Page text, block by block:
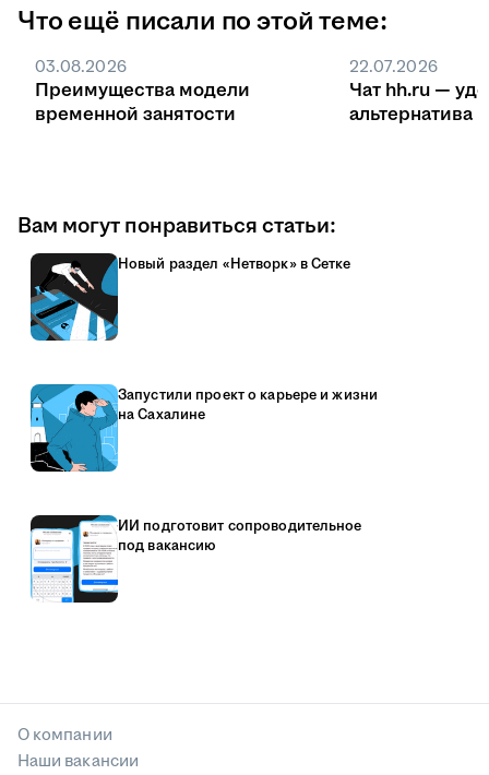
Что ещё писали по этой теме:
03.08.2026
Преимущества модели
временной занятости
22.07.2026
Чат hh.ru —
Вам могут понравиться статьи:
Новый раздел «Нетворк» в Сетке
Запустили проект о карьере и жизни
на Сахалине
ИИ подготовит сопроводительное
под вакансию
О компании
Наши вакансии